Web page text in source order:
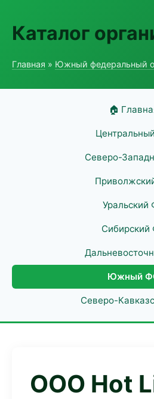
Каталог
Главная » Южный федеральный
🏠
Северо-
Уральский
Южный
Северо-
ООО Hot